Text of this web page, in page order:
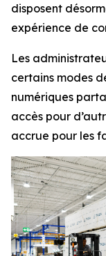
disposent
expérience de
Les
certains modes
numériques
accès pour
accrue pour les